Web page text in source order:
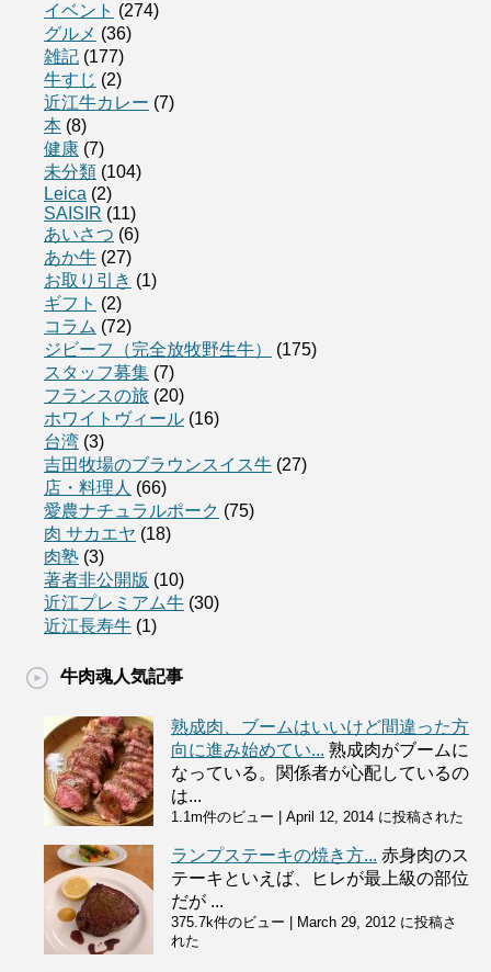
イベント (274)
グルメ (36)
雑記 (177)
牛すじ (2)
近江牛カレー (7)
本 (8)
健康 (7)
未分類 (104)
Leica (2)
SAISIR (11)
あいさつ (6)
あか牛 (27)
お取り引き (1)
ギフト (2)
コラム (72)
ジビーフ（完全放牧野生牛）
(175)
スタッフ募集 (7)
フランスの旅 (20)
ホワイトヴィール (16)
台湾 (3)
吉田牧場のブラウンスイス牛 (27)
店・料理人 (66)
愛農ナチュラルポーク (75)
肉 サカエヤ (18)
肉塾 (3)
著者非公開版 (10)
近江プレミアム牛 (30)
近江長寿牛 (1)
牛肉魂人気記事
熟成肉、ブームはいいけど間違った方
向に進み始めてい... 熟成肉がブームに
なっている。関係者が心配しているの
は...
1.1m件のビュー April 12, 2014 に投稿された
ランプステーキの焼き方... 赤身肉のス
テーキといえば、ヒレが最上級の部位
だが ...
375.7k件のビュー
March 29, 2012 に投稿さ
れた